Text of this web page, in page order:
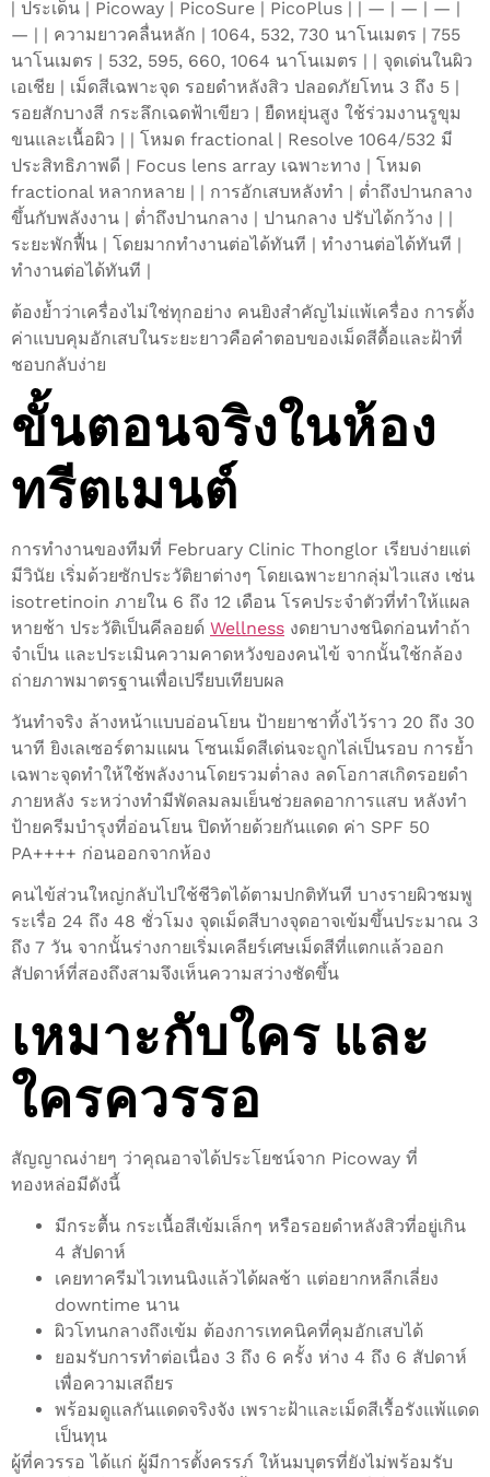
| ประเด็น | Picoway | PicoSure | PicoPlus | | — | — | — |
— | | ความยาวคลื่นหลัก | 1064, 532, 730 นาโนเมตร | 755
นาโนเมตร | 532, 595, 660, 1064 นาโนเมตร | | จุดเด่นในผิว
เอเชีย | เม็ดสีเฉพาะจุด รอยดำหลังสิว ปลอดภัยโทน 3 ถึง 5 |
รอยสักบางสี กระลึกเฉดฟ้าเขียว | ยืดหยุ่นสูง ใช้ร่วมงานรูขุม
ขนและเนื้อผิว | | โหมด fractional | Resolve 1064/532 มี
ประสิทธิภาพดี | Focus lens array เฉพาะทาง | โหมด
fractional หลากหลาย | | การอักเสบหลังทำ | ต่ำถึงปานกลาง
ขึ้นกับพลังงาน | ต่ำถึงปานกลาง | ปานกลาง ปรับได้กว้าง | |
ระยะพักฟื้น | โดยมากทำงานต่อได้ทันที | ทำงานต่อได้ทันที |
ทำงานต่อได้ทันที |
ต้องย้ำว่าเครื่องไม่ใช่ทุกอย่าง คนยิงสำคัญไม่แพ้เครื่อง การตั้ง
ค่าแบบคุมอักเสบในระยะยาวคือคำตอบของเม็ดสีดื้อและฝ้าที่
ชอบกลับง่าย
ขั้นตอนจริงในห้อง
ทรีตเมนต์
การทำงานของทีมที่ February Clinic Thonglor เรียบง่ายแต่
มีวินัย เริ่มด้วยซักประวัติยาต่างๆ โดยเฉพาะยากลุ่มไวแสง เช่น
isotretinoin ภายใน 6 ถึง 12 เดือน โรคประจำตัวที่ทำให้แผล
หายช้า ประวัติเป็นคีลอยด์ Wellness งดยาบางชนิดก่อนทำถ้า
จำเป็น และประเมินความคาดหวังของคนไข้ จากนั้นใช้กล้อง
ถ่ายภาพมาตรฐานเพื่อเปรียบเทียบผล
วันทำจริง ล้างหน้าแบบอ่อนโยน ป้ายยาชาทิ้งไว้ราว 20 ถึง 30
นาที ยิงเลเซอร์ตามแผน โซนเม็ดสีเด่นจะถูกไล่เป็นรอบ การย้ำ
เฉพาะจุดทำให้ใช้พลังงานโดยรวมต่ำลง ลดโอกาสเกิดรอยดำ
ภายหลัง ระหว่างทำมีพัดลมลมเย็นช่วยลดอาการแสบ หลังทำ
ป้ายครีมบำรุงที่อ่อนโยน ปิดท้ายด้วยกันแดด ค่า SPF 50
PA++++ ก่อนออกจากห้อง
คนไข้ส่วนใหญ่กลับไปใช้ชีวิตได้ตามปกติทันที บางรายผิวชมพู
ระเรื่อ 24 ถึง 48 ชั่วโมง จุดเม็ดสีบางจุดอาจเข้มขึ้นประมาณ 3
ถึง 7 วัน จากนั้นร่างกายเริ่มเคลียร์เศษเม็ดสีที่แตกแล้วออก
สัปดาห์ที่สองถึงสามจึงเห็นความสว่างชัดขึ้น
เหมาะกับใคร และ
ใครควรรอ
สัญญาณง่ายๆ ว่าคุณอาจได้ประโยชน์จาก Picoway ที่
ทองหล่อมีดังนี้
มีกระตื้น กระเนื้อสีเข้มเล็กๆ หรือรอยดำหลังสิวที่อยู่เกิน
4 สัปดาห์
เคยทาครีมไวเทนนิงแล้วได้ผลช้า แต่อยากหลีกเลี่ยง
downtime นาน
ผิวโทนกลางถึงเข้ม ต้องการเทคนิคที่คุมอักเสบได้
ยอมรับการทำต่อเนื่อง 3 ถึง 6 ครั้ง ห่าง 4 ถึง 6 สัปดาห์
เพื่อความเสถียร
พร้อมดูแลกันแดดจริงจัง เพราะฝ้าและเม็ดสีเรื้อรังแพ้แดด
เป็นทุน
ผู้ที่ควรรอ ได้แก่ ผู้มีการตั้งครรภ์ ให้นมบุตรที่ยังไม่พร้อมรับ